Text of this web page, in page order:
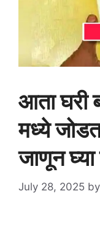
आता घरी
मध्ये
जाणून घ्या
July 28, 2025 by